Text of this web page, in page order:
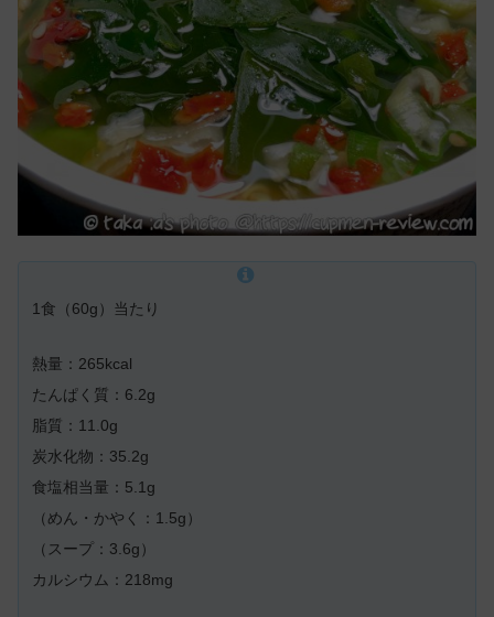
1食（60g）当たり
熱量：265kcal
たんぱく質：6.2g
脂質：11.0g
炭水化物：35.2g
食塩相当量：5.1g
（めん・かやく：1.5g）
（スープ：3.6g）
カルシウム：218mg